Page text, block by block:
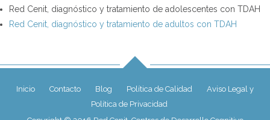
Red Cenit, diagnóstico y tratamiento de adolescentes con TDAH
Red Cenit, diagnóstico y tratamiento de adultos con TDAH
Inicio Contacto Blog Política de Calidad
Aviso Legal y
Política de Privacidad